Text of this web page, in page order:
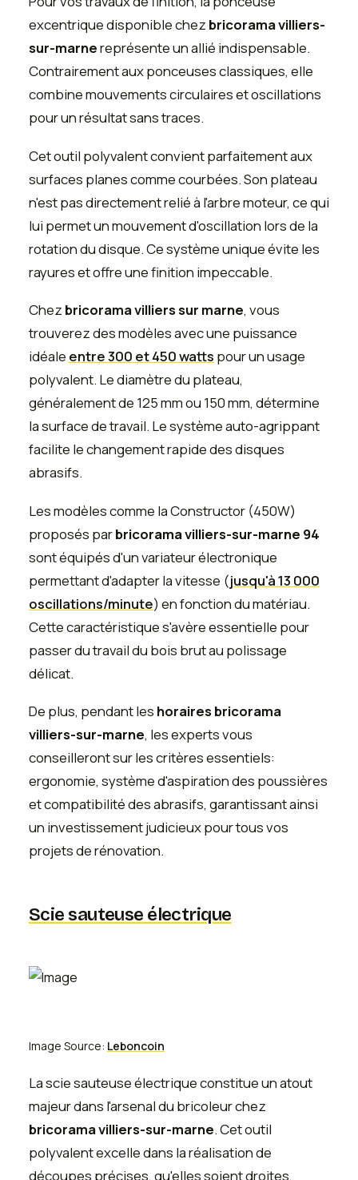
excentrique disponible chez bricorama villiers-
sur-marnereprésente un allié indispensable.
Contrairement aux ponceuses classiques, elle
combine mouvements circulaires et oscillations
pour un résultat sans traces.
Cet outil polyvalent convient parfaitement aux
surfaces planes comme courbées. Son plateau
n'est pas directement relié à l'arbre moteur, ce qui
lui permet un mouvement d'oscillation lors de la
rotation du disque. Ce système unique évite les
rayures et offre une finition impeccable.
Chez bricorama villiers sur marne, vous
trouverez des modèles avec une puissance
idéale entre 300 et 450 watts pour un usage
polyvalent. Le diamètre du plateau,
généralement de 125 mm ou 150 mm, détermine
la surface de travail. Le système auto-agrippant
facilite le changement rapide des disques
abrasifs.
Les modèles comme la Constructor (450W)
proposés parbricorama villiers-sur-marne 94
sont équipés d'un variateur électronique
permettant d'adapter la vitesse (jusqu'à 13 000
oscillations/minute) en fonction du matériau.
Cette caractéristique s'avère essentielle pour
passer du travail du bois brut au polissage
délicat.
De plus, pendant les horaires bricorama
villiers-sur-marne, les experts vous
conseilleront sur les critères essentiels:
ergonomie, système d'aspiration des poussières
et compatibilité des abrasifs, garantissant ainsi
un investissement judicieux pour tous vos
projets de rénovation.
Scie sauteuse électrique
Image Source: Leboncoin
La scie sauteuse électrique constitue un atout
majeur dans l'arsenal du bricoleur chez
bricorama villiers-sur-marne. Cet outil
polyvalent excelle dans la réalisation de
découpes précises, qu'elles soient droites,